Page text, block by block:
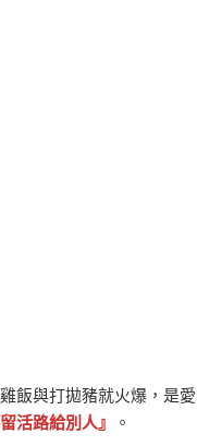
飯與打拋豬就火爆，是
活路給別人』 。